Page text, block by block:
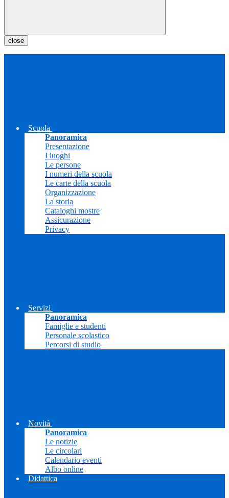
close
Scuola
Panoramica
Presentazione
I luoghi
Le persone
I numeri della scuola
Le carte della scuola
Organizzazione
La storia
Cataloghi mostre
Assicurazione
Privacy
Servizi
Panoramica
Famiglie e studenti
Personale scolastico
Percorsi di studio
Novità
Panoramica
Le notizie
Le circolari
Calendario eventi
Albo online
Didattica